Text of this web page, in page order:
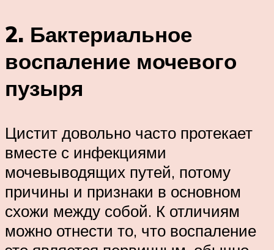
2. Бактериальное
воспаление мочевого
пузыря
Цистит довольно часто протекает
вместе с инфекциями
мочевыводящих путей, потому
причины и признаки в основном
схожи между собой. К отличиям
можно отнести то, что воспаление